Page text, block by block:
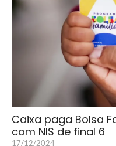
Caixa paga Bolsa
com NIS de final 6
17/12/2024